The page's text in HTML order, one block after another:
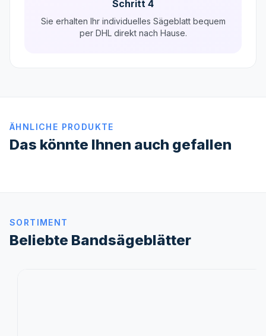
Schritt 4
Sie erhalten Ihr individuelles Sägeblatt bequem
per DHL direkt nach Hause.
ÄHNLICHE PRODUKTE
Das könnte Ihnen auch gefallen
SORTIMENT
Beliebte Bandsägeblätter